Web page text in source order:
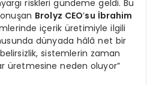
riskleri gündeme geldi. Bu
Brolyz CEO’su İbrahim
içerik üretimiyle ilgili
dünyada hâlâ net bir
sistemlerin zaman
üretmesine neden oluyor”